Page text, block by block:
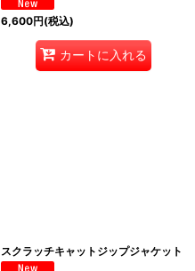
6,600円(税込)
カートに入れる
スクラッチキャットジップジャケット